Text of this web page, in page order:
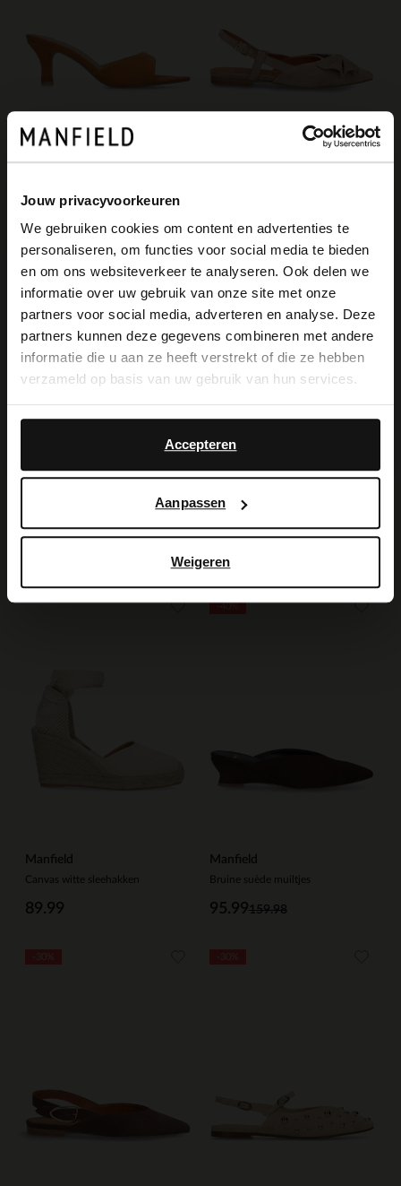
Jouw privacyvoorkeuren
We gebruiken cookies om content en advertenties te
personaliseren, om functies voor social media te bieden
en om ons websiteverkeer te analyseren. Ook delen we
informatie over uw gebruik van onze site met onze
partners voor social media, adverteren en analyse. Deze
partners kunnen deze gegevens combineren met andere
informatie die u aan ze heeft verstrekt of die ze hebben
verzameld op basis van uw gebruik van hun services.
Accepteren
Aanpassen
Weigeren
Manfield
120.00
48.00
Manfield
Beige suède clutch met zilveren studs
Manfield
Donkerbruine lakleren sandalen met hak
129.99
Manfield
Canvas witte sleehakken
89.99
Manfield
Bruine suède muiltjes
159.98
95.99
-40%
×
View this website in English?
It looks like your language isn't Dutch. Would
you like to switch to English?
English